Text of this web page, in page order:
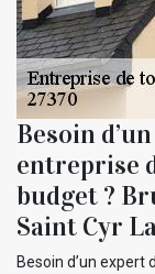
Besoin
entreprise
budget ?
Saint Cyr
Besoin d’un expert